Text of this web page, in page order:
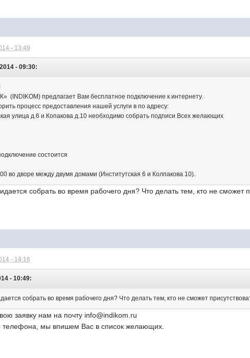
- 13:49
- 09:30:
(INDIKOM) предлагает Вам бесплатное подключение к интернету.
процесс предоставления нашей услуги в по адресу:
улица д.6 и Копакова д.10 необходимо собрать подписи Всех желающих
состоится
во дворе между двумя домами (Институтская 6 и Колпакова 10).
собрать во время рабочего дня? Что делать тем, кто не сможет
- 14:16
- 10:49:
собрать во время рабочего дня? Что делать тем, кто не сможет
заявку нам на почту info@indikom.ru
мы впишем Вас в список желающих.